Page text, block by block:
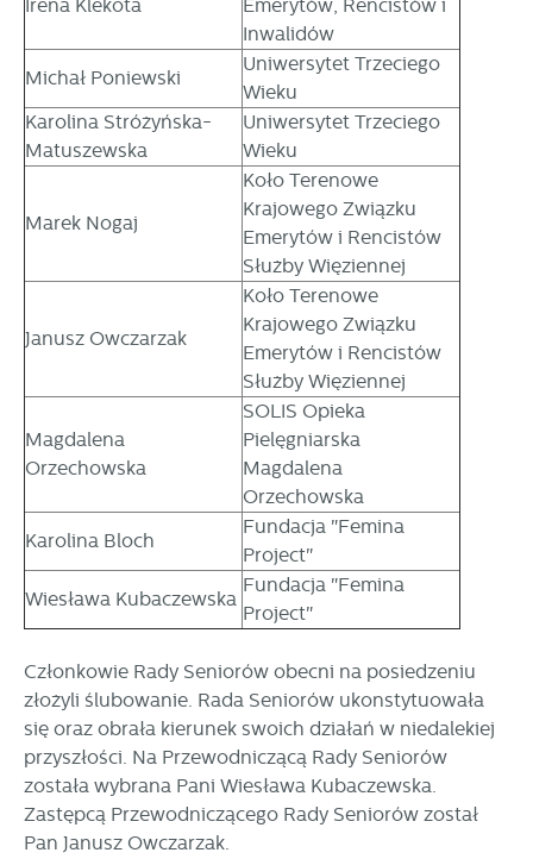
Irena Klekota
Emerytów, Rencistów i
Inwalidów
Michał Poniewski
Uniwersytet Trzeciego
Wieku
Karolina Stróżyńska-
Matuszewska
Uniwersytet Trzeciego
Wieku
Marek Nogaj
Koło Terenowe
Krajowego Związku
Emerytów i Rencistów
Służby Więziennej
Janusz Owczarzak
Koło Terenowe
Krajowego Związku
Emerytów i Rencistów
Służby Więziennej
Magdalena
Orzechowska
SOLIS Opieka
Pielęgniarska
Magdalena
Orzechowska
Karolina Bloch
Fundacja "Femina
Project"
Wiesława Kubaczewska
Fundacja "Femina
Project"
Członkowie Rady Seniorów obecni na posiedzeniu
złożyli ślubowanie. Rada Seniorów ukonstytuowała
się oraz obrała kierunek swoich działań w niedalekiej
przyszłości. Na Przewodniczącą Rady Seniorów
została wybrana Pani Wiesława Kubaczewska.
Zastępcą Przewodniczącego Rady Seniorów został
Pan Janusz Owczarzak.